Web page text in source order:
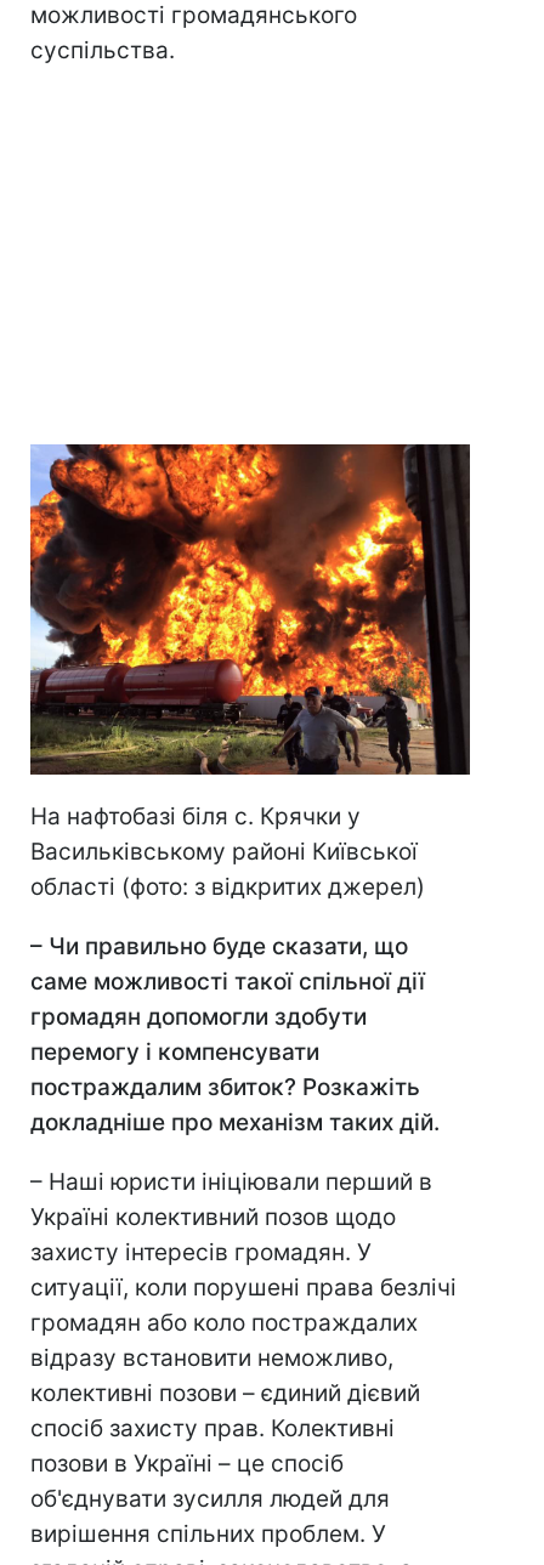
можливості громадянського
суспільства.
На нафтобазі біля с. Крячки у
Васильківському районі Київської
області (фото: з відкритих джерел)
– Чи правильно буде сказати, що
саме можливості такої спільної дії
громадян допомогли здобути
перемогу і компенсувати
постраждалим збиток? Розкажіть
докладніше про механізм таких дій.
– Наші юристи ініціювали перший в
Україні колективний позов щодо
захисту інтересів громадян. У
ситуації, коли порушені права безлічі
громадян або коло постраждалих
відразу встановити неможливо,
колективні позови – єдиний дієвий
спосіб захисту прав. Колективні
позови в Україні – це спосіб
об'єднувати зусилля людей для
вирішення спільних проблем. У